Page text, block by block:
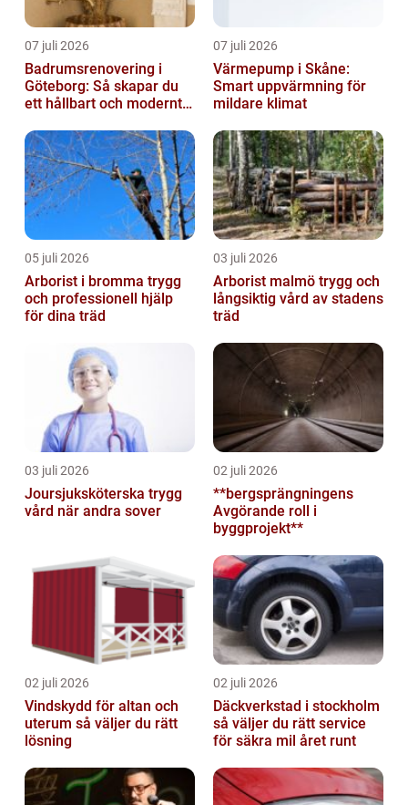
07 juli 2026
Badrumsrenovering i
Göteborg: Så skapar du
ett hållbart och modernt
07 juli 2026
Värmepump i Skåne:
Smart uppvärmning för
mildare klimat
05 juli 2026
Arborist i bromma trygg
och professionell hjälp
för dina träd
03 juli 2026
Arborist malmö trygg och
långsiktig vård av stadens
träd
03 juli 2026
Joursjuksköterska trygg
vård när andra sover
02 juli 2026
**bergsprängningens
Avgörande roll i
byggprojekt**
02 juli 2026
Vindskydd för altan och
uterum så väljer du rätt
lösning
02 juli 2026
Däckverkstad i stockholm
så väljer du rätt service
för säkra mil året runt